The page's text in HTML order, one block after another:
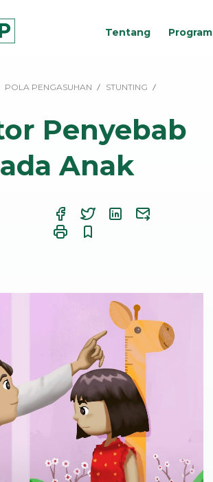
Tentang Program
POLA PENGASUHAN
STUNTING
Penyebab
Anak